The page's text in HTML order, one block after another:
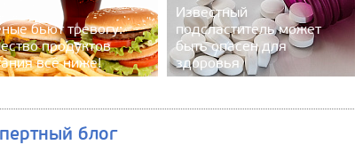
бьют тревогу:
продуктов
всё ниже!
Известный
подсластитель может
быть опасен для
здоровья
блог